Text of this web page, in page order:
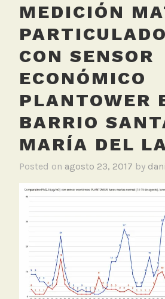
MEDICIÓN
CON SENSOR
ECONÓMICO
PLANTOWER
BARRIO
MARÍA DEL
Posted on agosto 23, 2017 by